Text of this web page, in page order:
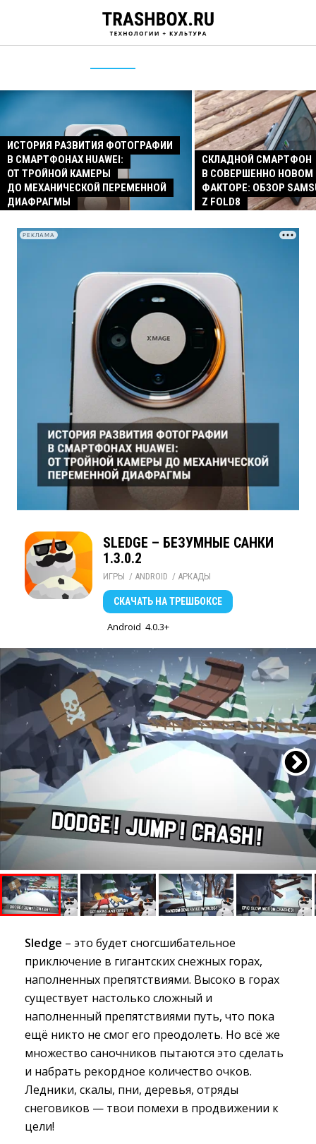
ИСТОРИЯ РАЗВИТИЯ ФОТОГРАФИИ
В СМАРТФОНАХ HUAWEI:
ОТ ТРОЙНОЙ КАМЕРЫ
ДО МЕХАНИЧЕСКОЙ ПЕРЕМЕННОЙ
ДИАФРАГМЫ
СКЛАДНОЙ СМАРТФОН
В СОВЕРШЕННО
ФАКТОРЕ: ОБЗОР
Z FOLD8
РЕКЛАМА
SLEDGE – БЕЗУМНЫЕ САНКИ
1.3.0.2
ИГРЫ / ANDROID / АРКАДЫ
СКАЧАТЬ НА ТРЕШБОКСЕ
Android 4.0.3+
Sledge – это будет сногсшибательное
приключение в гигантских снежных горах,
наполненных препятствиями. Высоко в горах
существует настолько сложный и
наполненный препятствиями путь, что пока
ещё никто не смог его преодолеть. Но всё же
множество саночников пытаются это сделать
и набрать рекордное количество очков.
Ледники, скалы, пни, деревья, отряды
снеговиков — твои помехи в продвижении к
цели!